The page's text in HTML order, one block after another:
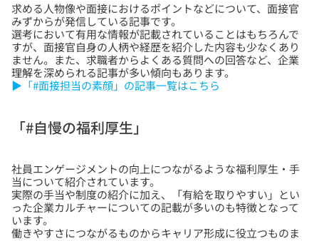
求める人物像や面接におけるポイントなどについて、面接官
みずからが発信している記事です。
選考において有用な情報が記載されていることはもちろんで
すが、面接官自身の人柄や経歴を紹介した内容も少なくあり
ません。また、求職者からよくある質問への回答など、企業
▶「#面接担当の素顔」の記事一覧はこちら
「#自慢の福利厚生」
社員エンゲージメントの向上につながるような福利厚生・手
当について紹介されています。
実際の手当や制度の紹介に加え、「有給を取りやすい」とい
った企業カルチャーについての記載が多いのも特徴となって
います。
働きやすさにつながるものからキャリア形成に役立つものま